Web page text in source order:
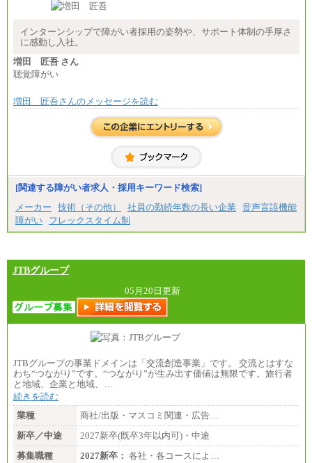
す。
インターンシップで障がい者採用の姿勢や、サポート体制の手厚さ
に感動し入社。
増田 匠吾 さん
聴覚障がい
増田 匠吾さんのメッセージを読む
[関連する障がい者求人・採用キーワード検索]
メーカー
技術（その他） 社員の勤続年数の長い企業
音声言語機能
障がい
フレックスタイム制
JTBグループ
05月20日更新
JTBグループの事業ドメインは「交流創造事業」です。 交流とはすな
わち“つながり”です。“つながり”が生み出す価値は無限です。旅行者
と地域、企業と地域、…
続きを読む
業種
商社/出版・マスコミ関連・広告…
新卒／中途
2027新卒(既卒3年以内可)・中途
募集職種
2027新卒： 各社・各コースによ…